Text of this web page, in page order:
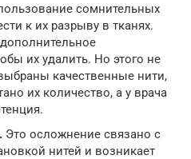
сомнительных
к их разрыву в тканях.
их удалить. Но этого не
качественные нити,
их количество, а у врача
Это осложнение связано с
нитей и возникает